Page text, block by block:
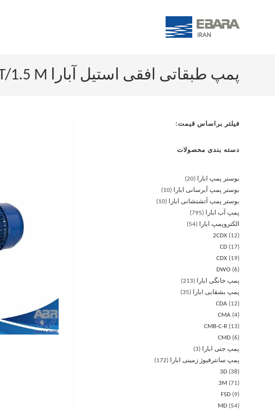
پمپ طبقاتی افقی استیل آبارا MATRIX 5-7T/1.5 M
فیلتر براساس قیمت:
دسته بندی محصولات
بوستر پمپ ابارا
20
بوستر پمپ آبرسانی ابارا
10
بوستر پمپ آتشنشانی ابارا
10
پمپ آب ابارا
795
الکتروپمپ ابارا
54
2CDX
12
CD
17
CDX
19
DWO
6
پمپ خانگی ابارا
213
پمپ بشقابی ابارا
35
CDA
12
CMA 4
CMB-C-R
13
CMD 6
پمپ جتی ابارا
3
پمپ سانترفیوژ زمینی ابارا
172
3D 38
3M
71
FSD
9
MD
54